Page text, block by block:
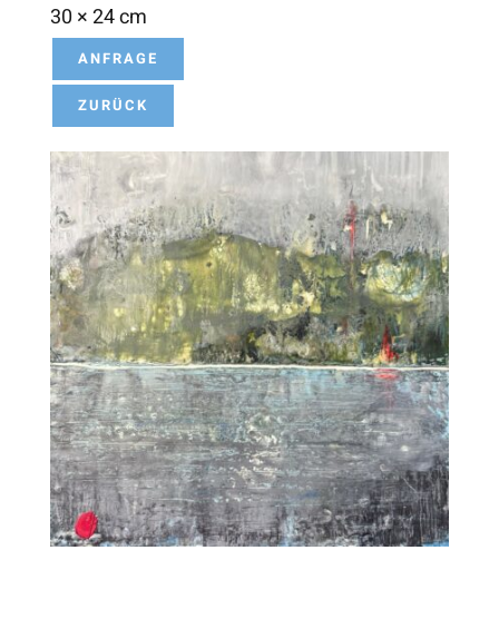
30 × 24 cm
ANFRAGE
ZURÜCK